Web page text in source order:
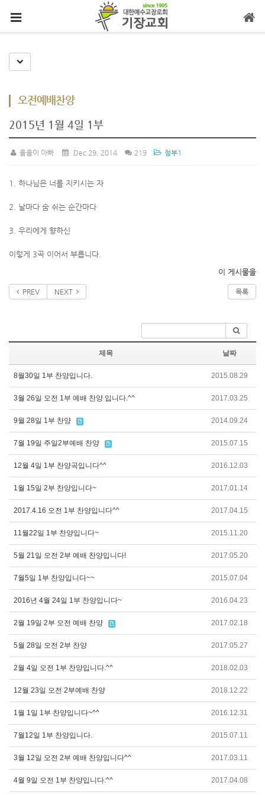
Toggle Dropdown
오전예배찬양
2015년 1월 4일 1부
울울이 아빠 Dec 29, 2014 219 첨부1
1. 하나님은 너를 지키시는 자
2. 날마다 숨 쉬는 순간마다
3. 우리에게 향하신
이렇게 3곡 이어서 부릅니다.
이 게시물을
PREV NEXT 목록
제목 날짜
8월30일 1부 찬양입니다. 2015.08.29
3월 26일 오전 1부 예배 찬양 입니다.^^ 2017.03.25
9월 28일 1부 찬양 2014.09.24
7월 19일 주일2부예배 찬양 2015.07.15
12월 4일 1부 찬양곡입니다^^ 2016.12.03
1월 15일 2부 찬양입니다~ 2017.01.14
2017.4.16 오전 1부 찬양입니다^^ 2017.04.15
11월22일 1부 찬양입니다~ 2015.11.20
5월 21일 오전 2부 예배 찬양입니다! 2017.05.20
7월5일 1부 찬양입니다~~ 2015.07.04
2016년 4월 24일 1부 찬양입니다~ 2016.04.23
2월 19일 2부 오전 예배 찬양 2017.02.18
5월 28일 오전 2부 찬양 2017.05.27
2월 4일 오전 1부 찬양입니다.^^ 2018.02.03
12월 23일 오전 2부예배 찬양 2018.12.22
1월 1일 1부 찬양입니다~^^ 2016.12.31
7월12일 1부 찬양입니다. 2015.07.11
3월 12일 오전 2부 예배 찬양입니다^^ 2017.03.11
4월 9일 오전 1부 찬양입니다.^^ 2017.04.08